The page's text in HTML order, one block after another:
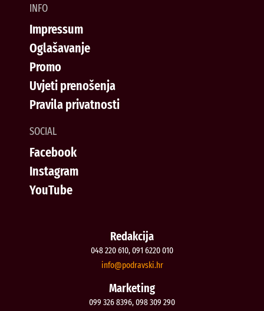
INFO
Impressum
Oglašavanje
Promo
Uvjeti prenošenja
Pravila privatnosti
SOCIAL
Facebook
Instagram
YouTube
Redakcija
048 220 610, 091 6220 010
rh.iksvardop
@ofni
Marketing
099 326 8396, 098 309 290